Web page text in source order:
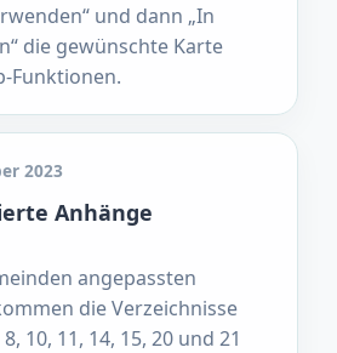
und dann „In
die gewünschte Karte
Funktionen.
2023
Anhänge
angepassten
die Verzeichnisse
10, 11, 14, 15, 20 und 21